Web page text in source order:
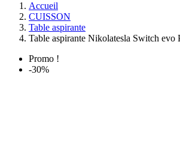
Accueil
CUISSON
Table aspirante
Table aspirante Nikolatesla Switch evo
Promo !
-30%